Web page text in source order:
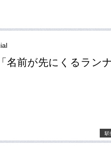
名前が先にくるラン
駅